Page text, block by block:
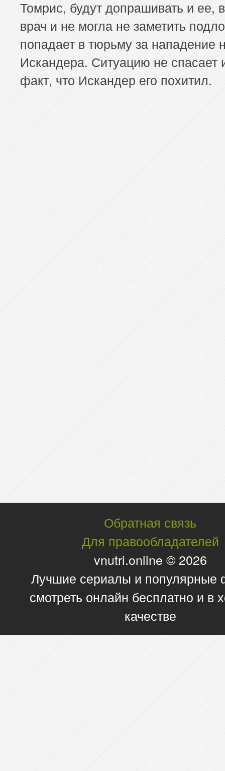
Томрис, будут допрашивать и ее,
врач и не могла не заметить
попадает в тюрьму за нападение
Искандера. Ситуацию не спасает
факт, что Искандер его похитил.
Обратная связь
Для правообладателей
vnutri.online © 2026
Лучшие сериалы и
смотреть онлайн бесплатно и в
качестве